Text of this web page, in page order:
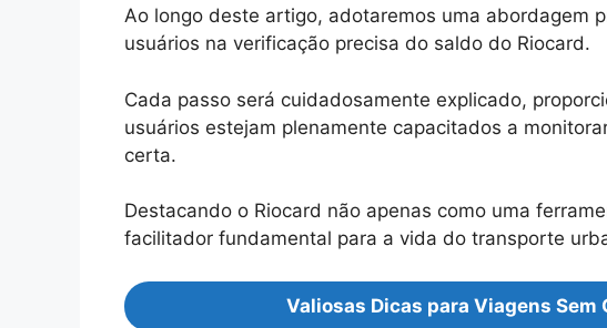
Ao longo deste artigo, adotaremos uma abordagem
usuários na verificação precisa do saldo do Riocard.
Cada passo será cuidadosamente explicado,
usuários estejam plenamente capacitados a
certa.
Destacando o Riocard não apenas como uma
facilitador fundamental para a vida do transporte
Valiosas Dicas para Viagens Sem